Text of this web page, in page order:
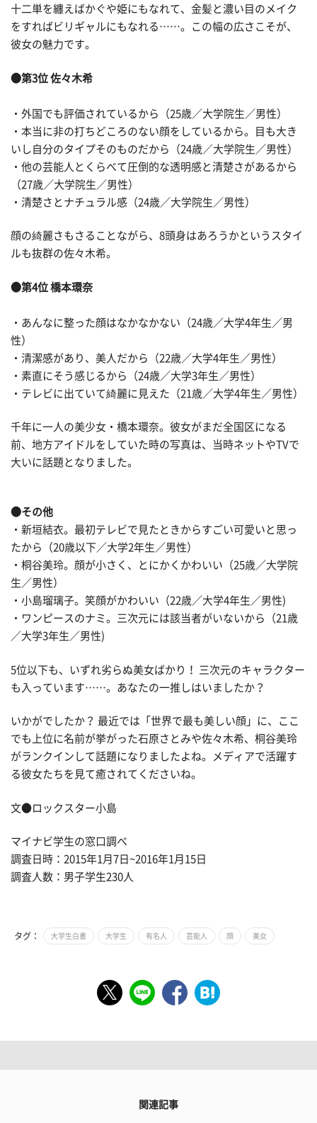
十二単を纏えばかぐや姫にもなれて、金髪と濃い目のメイク
をすればビリギャルにもなれる……。この幅の広さこそが、
彼女の魅力です。
●第3位 佐々木希
・外国でも評価されているから（25歳／大学院生／男性）
・本当に非の打ちどころのない顔をしているから。目も大き
いし自分のタイプそのものだから（24歳／大学院生／男性）
・他の芸能人とくらべて圧倒的な透明感と清楚さがあるから
（27歳／大学院生／男性）
・清楚さとナチュラル感（24歳／大学院生／男性）
顔の綺麗さもさることながら、8頭身はあろうかというスタイ
ルも抜群の佐々木希。
●第4位 橋本環奈
・あんなに整った顔はなかなかない（24歳／大学4年生／男
性）
・清潔感があり、美人だから（22歳／大学4年生／男性）
・素直にそう感じるから（24歳／大学3年生／男性）
・テレビに出ていて綺麗に見えた（21歳／大学4年生／男性）
千年に一人の美少女・橋本環奈。彼女がまだ全国区になる
前、地方アイドルをしていた時の写真は、当時ネットやTVで
大いに話題となりました。
●その他
・新垣結衣。最初テレビで見たときからすごい可愛いと思っ
たから（20歳以下／大学2年生／男性）
・桐谷美玲。顔が小さく、とにかくかわいい（25歳／大学院
生／男性）
・小島瑠璃子。笑顔がかわいい（22歳／大学4年生／男性)
・ワンピースのナミ。三次元には該当者がいないから（21歳
／大学3年生／男性)
5位以下も、いずれ劣らぬ美女ばかり！ 三次元のキャラクター
も入っています……。あなたの一推しはいましたか？
いかがでしたか？ 最近では「世界で最も美しい顔」に、ここ
でも上位に名前が挙がった石原さとみや佐々木希、桐谷美玲
がランクインして話題になりましたよね。メディアで活躍す
る彼女たちを見て癒されてくださいね。
文●ロックスター小島
マイナビ学生の窓口調べ
調査日時：2015年1月7日~2016年1月15日
調査人数：男子学生230人
タグ： 大学生白書 大学生 有名人 芸能人 顔 美女
関連記事